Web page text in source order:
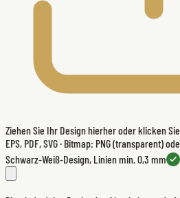
Ziehen Sie Ihr Design hierher oder klicken
EPS, PDF, SVG · Bitmap: PNG (transparent)
Schwarz-Weiß-Design, Linien min. 0,3 mm